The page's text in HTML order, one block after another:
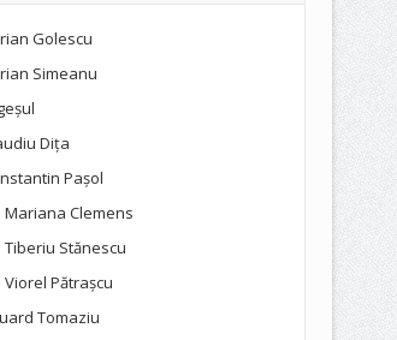
Golescu
Simeanu
Diţa
Pașol
Mariana Clemens
Tiberiu Stănescu
Viorel Pătraşcu
Tomaziu